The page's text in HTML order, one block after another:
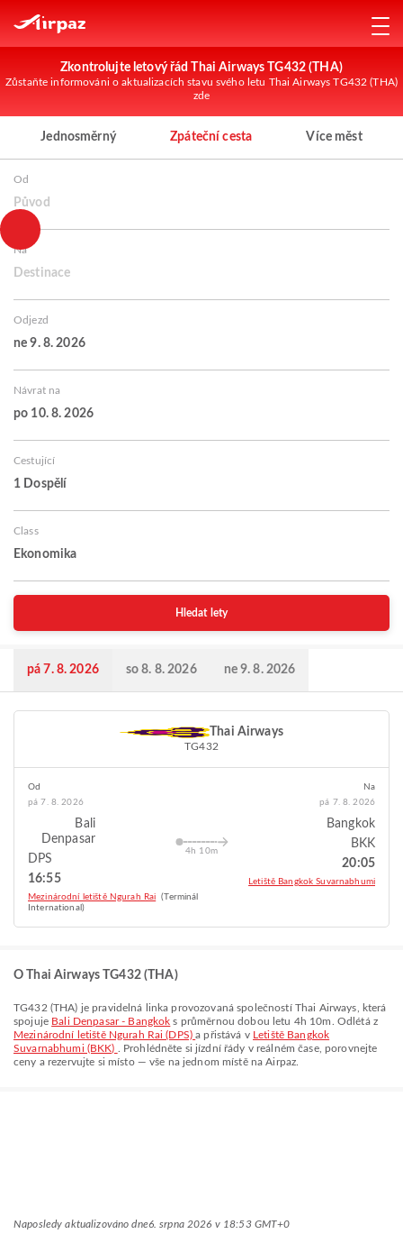
Zkontrolujte letový řád Thai Airways TG432 (THA)
Zůstaňte informováni o aktualizacích stavu svého letu Thai Airways TG432 (THA)
zde
Jednosměrný Zpáteční cesta Více měst
Od
Původ
Na
Destinace
Odjezd
ne 9. 8. 2026
Návrat na
po 10. 8. 2026
Cestující
1 Dospělí
Class
Ekonomika
Hledat lety
pá 7. 8. 2026 so 8. 8. 2026 ne 9. 8. 2026
Thai Airways
TG432
Od
pá 7. 8. 2026
Bali
Denpasar
DPS
16:55
Mezinárodní letiště Ngurah Rai (Terminál
International)
4h 10m
Na
pá 7. 8. 2026
Bangkok
BKK
20:05
Letiště Bangkok Suvarnabhumi
O Thai Airways TG432 (THA)
TG432 (THA) je pravidelná linka provozovaná společností Thai Airways , která
spojuje Bali Denpasar - Bangkok s průměrnou dobou letu 4h 10m
. Odlétá z
Mezinárodní letiště Ngurah Rai (DPS)a přistává v Letiště Bangkok
Suvarnabhumi (BKK)
. Prohlédněte si jízdní řády v reálném čase, porovnejte
ceny a rezervujte si místo — vše na jednom místě na Airpaz.
Naposledy aktualizováno dne6. srpna 2026 v 18:53 GMT+0